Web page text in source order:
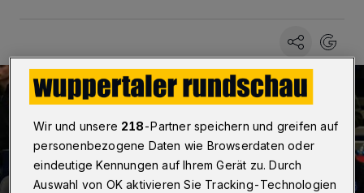
Wir und unsere 218-Partner speichern und greifen auf
personenbezogene Daten wie Browserdaten oder
eindeutige Kennungen auf Ihrem Gerät zu. Durch
Auswahl von OK aktivieren Sie Tracking-Technologien